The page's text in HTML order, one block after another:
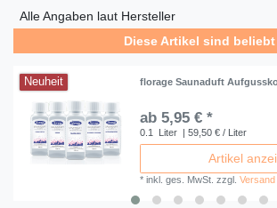
Alle Angaben laut Hersteller
Diese Artikel sind beliebt
Neuheit florage Saunaduft
ab 5,95 € *
0.1 Liter | 59,50 € / Liter
Artikel
*inkl. ges. MwSt. zzgl.Versand